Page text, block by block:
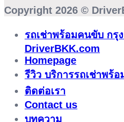
Copyright 2026 ©
รถเช่าพร้อมคนขับ กรุ
DriverBKK.com
Homepage
รีวิว บริการรถเช่าพร้
ติดต่อเรา
Contact us
บทความ